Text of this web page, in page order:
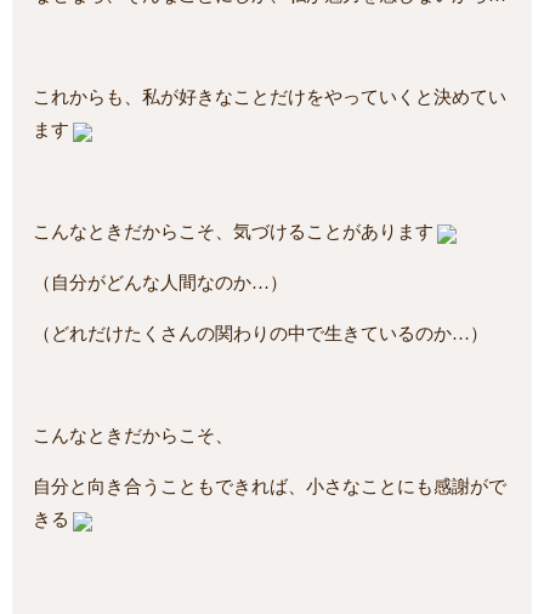
これからも、私が好きなことだけをやっていくと決めてい
ます
こんなときだからこそ、気づけることがあります
（自分がどんな人間なのか…）
（どれだけたくさんの関わりの中で生きているのか…）
こんなときだからこそ、
自分と向き合うこともできれば、小さなことにも感謝がで
きる